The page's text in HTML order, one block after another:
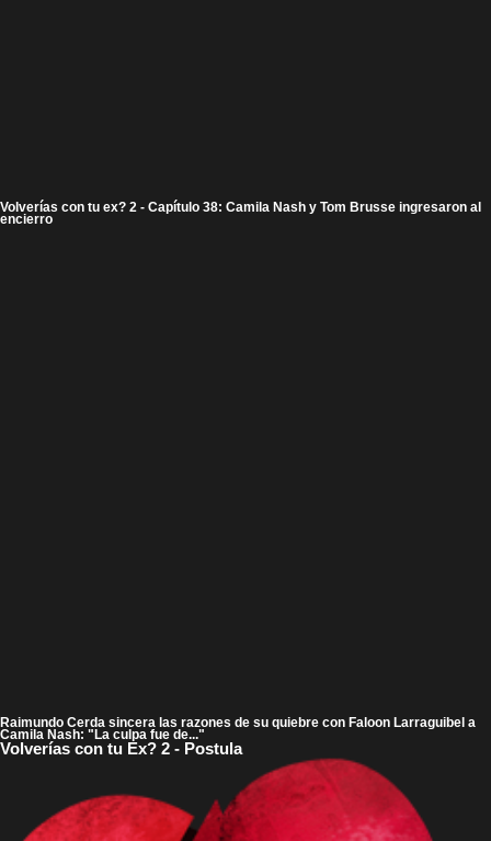
Volverías con tu ex? 2 - Capítulo 38: Camila Nash y Tom Brusse ingresaron al
encierro
Raimundo Cerda sincera las razones de su quiebre con Faloon Larraguibel a
Camila Nash: "La culpa fue de..."
Volverías con tu Ex? 2 - Postula